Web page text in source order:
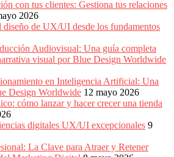
con tus clientes: Gestiona tus relaciones
2026
diseño de UX/UI desde los fundamentos
Audiovisual: Una guía completa
visual por Blue Design Worldwide
en Inteligencia Artificial: Una
Design Worldwide 12 mayo 2026
cómo lanzar y hacer crecer una tienda
digitales UX/UI excepcionales 9
La Clave para Atraer y Retener